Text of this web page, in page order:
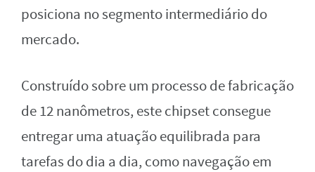
posiciona no segmento intermediário do
mercado.
Construído sobre um processo de fabricação
de 12 nanômetros, este chipset consegue
entregar uma atuação equilibrada para
tarefas do dia a dia, como navegação em